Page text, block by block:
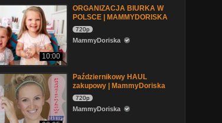
10:00
ORGANIZACJA BIURKA W
POLSCE | MAMMYDORISKA
720p
MammyDoriska
Październikowy HAUL
zakupowy | MammyDoriska
720p
MammyDoriska